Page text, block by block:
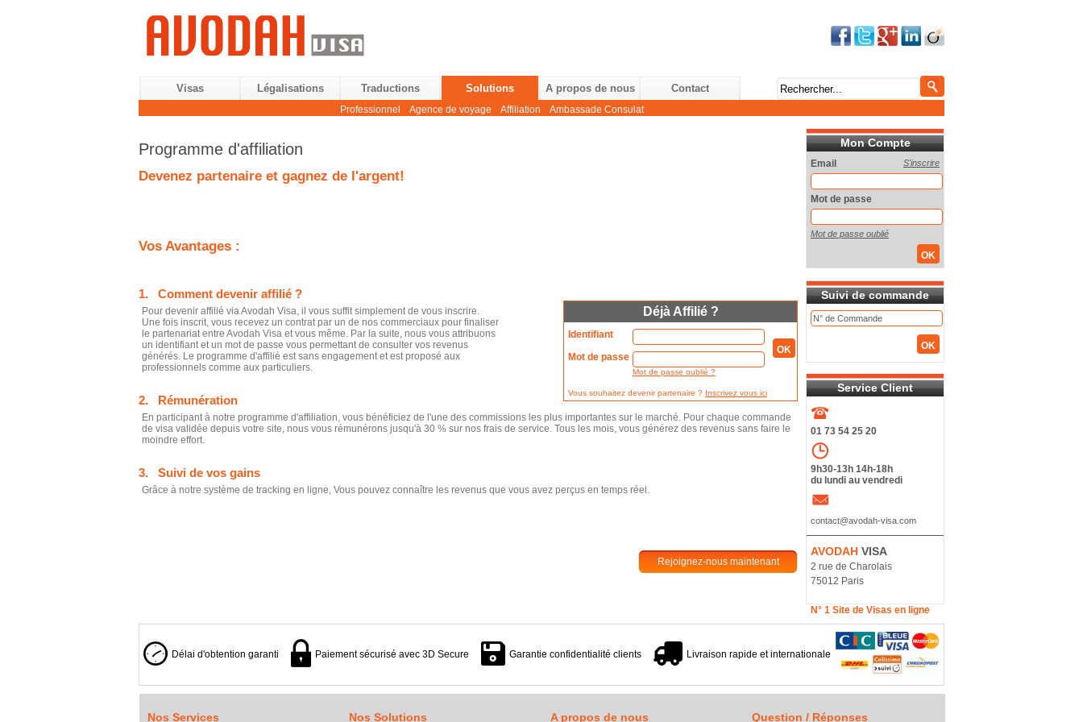
Visas Légalisations Traductions Solutions A propos de nous Contact
Professionnel Agence de voyage Affiliation Ambassade Consulat
Programme d'affiliation
Devenez partenaire et gagnez de l'argent!
Vos Avantages :
1. Comment devenir affilié ?
Déjà Affilié ?
Identifiant
Mot de passe
Mot de passe oublié ?
Vous souhaitez devenir partenaire ? Inscrivez vous ici
Pour devenir affilié via Avodah Visa, il vous suffit simplement de vous inscrire.
Une fois inscrit, vous recevez un contrat par un de nos commerciaux pour finaliser
le partenariat entre Avodah Visa et vous même. Par la suite, nous vous attribuons
un identifiant et un mot de passe vous permettant de consulter vos revenus
générés. Le programme d'affilié est sans engagement et est proposé aux
professionnels comme aux particuliers.
2. Rémunération
En participant à notre programme d'affiliation, vous bénéficiez de l'une des commissions les plus importantes sur le marché. Pour chaque commande
de visa validée depuis votre site, nous vous rémunérons jusqu'à 30 % sur nos frais de service. Tous les mois, vous générez des revenus sans faire le
moindre effort.
3. Suivi de vos gains
Grâce à notre système de tracking en ligne, Vous pouvez connaître les revenus que vous avez perçus en temps réel.
Rejoignez-nous maintenant
Mon Compte
Email S'inscrire
Mot de passe
Mot de passe oublié
Suivi de commande
Service Client
01 73 54 25 20
9h30-13h 14h-18h
du lundi au vendredi
contact@avodah-visa.com
AVODAH VISA
2 rue de Charolais
75012 Paris
N° 1 Site de Visas en ligne
Délai d'obtention garanti Paiement sécurisé avec 3D Secure Garantie confidentialité clients Livraison rapide et internationale
Nos Services Nos Solutions A propos de nous Question / Réponses